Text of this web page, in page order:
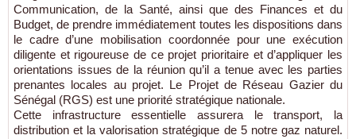
Communication, de la Santé, ainsi que des Finances et du
Budget, de prendre immédiatement toutes les dispositions dans
le cadre d’une mobilisation coordonnée pour une exécution
diligente et rigoureuse de ce projet prioritaire et d’appliquer les
orientations issues de la réunion qu’il a tenue avec les parties
prenantes locales au projet. Le Projet de Réseau Gazier du
Sénégal (RGS) est une priorité stratégique nationale.
Cette infrastructure essentielle assurera le transport, la
distribution et la valorisation stratégique de 5 notre gaz naturel.